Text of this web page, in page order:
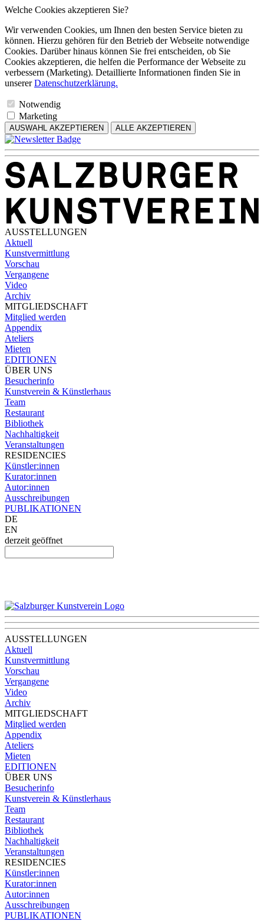
Welche Cookies akzeptieren Sie?
Wir verwenden Cookies, um Ihnen den besten Service bieten zu
können. Hierzu gehören für den Betrieb der Webseite notwendige
Cookies. Darüber hinaus können Sie frei entscheiden, ob Sie
Cookies akzeptieren, die helfen die Performance der Webseite zu
verbessern (Marketing). Detaillierte Informationen finden Sie in
unsererDatenschutzerklärung.
Notwendig
Marketing
AUSWAHL AKZEPTIEREN ALLE AKZEPTIEREN
AUSSTELLUNGEN
Aktuell
Kunstvermittlung
Vorschau
Vergangene
Video
Archiv
MITGLIEDSCHAFT
Mitglied werden
Appendix
Ateliers
Mieten
EDITIONEN
ÜBER UNS
Besucherinfo
Kunstverein & Künstlerhaus
Team
Restaurant
Bibliothek
Nachhaltigkeit
Veranstaltungen
RESIDENCIES
Künstler:innen
Kurator:innen
Autor:innen
Ausschreibungen
PUBLIKATIONEN
DE
EN
derzeit geöffnet
AUSSTELLUNGEN
Aktuell
Kunstvermittlung
Vorschau
Vergangene
Video
Archiv
MITGLIEDSCHAFT
Mitglied werden
Appendix
Ateliers
Mieten
EDITIONEN
ÜBER UNS
Besucherinfo
Kunstverein & Künstlerhaus
Team
Restaurant
Bibliothek
Nachhaltigkeit
Veranstaltungen
RESIDENCIES
Künstler:innen
Kurator:innen
Autor:innen
Ausschreibungen
PUBLIKATIONEN